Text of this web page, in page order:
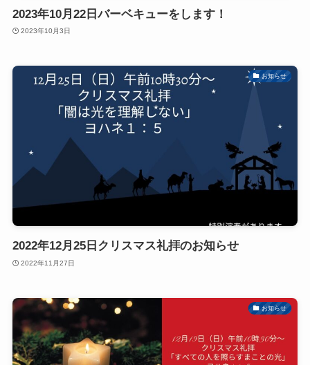
2023年10月22日バーベキューをします！
2023年10月3日
お知らせ
2022年12月25日クリスマス礼拝のお知らせ
2022年11月27日
お知らせ